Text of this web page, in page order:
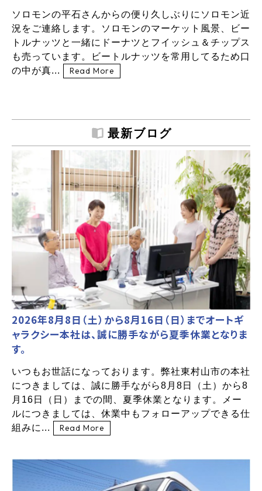
ソロモンの平石さんからの便り久しぶりにソロモン近
況をご連絡します。ソロモンのマーケット風景、ビー
トルナッツと一緒にドーナツとフイッシュ＆チップス
も売っています。ビートルナッツを常用してるため口
の中が真...
Read More
最新ブログ
2026年8月8日（土）から8月16日（日）までオートギ
ャラクシー本社は、誠に勝手ながら夏季休業となりま
す。
いつもお世話になっております。弊社東村山市の本社
につきましては、誠に勝手ながら8月8日（土）から8
月16日（日）までの間、夏季休業となります。メー
ルにつきましては、休業中もフォローアップできる仕
組みに...
Read More